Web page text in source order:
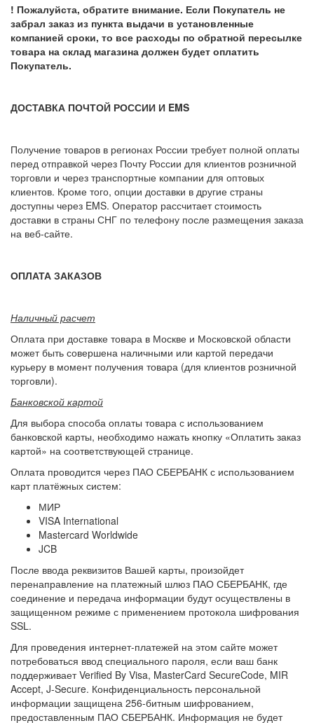
! Пожалуйста, обратите внимание. Если Покупатель не
забрал заказ из пункта выдачи в установленные
компанией сроки, то все расходы по обратной пересылке
товара на склад магазина должен будет оплатить
Покупатель.
ДОСТАВКА ПОЧТОЙ РОССИИ И EMS
Получение товаров в регионах России требует полной оплаты
перед отправкой через Почту России для клиентов розничной
торговли и через транспортные компании для оптовых
клиентов. Кроме того, опции доставки в другие страны
доступны через EMS. Оператор рассчитает стоимость
доставки в страны СНГ по телефону после размещения заказа
на веб-сайте.
ОПЛАТА ЗАКАЗОВ
Наличный расчет
Оплата при доставке товара в Москве и Московской области
может быть совершена наличными или картой передачи
курьеру в момент получения товара (для клиентов розничной
торговли).
Банковской картой
Для выбора способа оплаты товара с использованием
банковской карты, необходимо нажать кнопку «Оплатить заказ
картой» на соответствующей странице.
Оплата проводится через ПАО СБЕРБАНК с использованием
карт платёжных систем:
МИР
VISA International
Mastercard Worldwide
JCB
После ввода реквизитов Вашей карты, произойдет
перенаправление на платежный шлюз ПАО СБЕРБАНК, где
соединение и передача информации будут осуществлены в
защищенном режиме с применением протокола шифрования
SSL.
Для проведения интернет-платежей на этом сайте может
потребоваться ввод специального пароля, если ваш банк
поддерживает Verified By Visa, MasterCard SecureCode, MIR
Accept, J-Secure. Конфиденциальность персональной
информации защищена 256-битным шифрованием,
предоставленным ПАО СБЕРБАНК. Информация не будет